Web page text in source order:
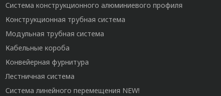
Система конструкционного алюминиевого профиля
Конструкционная трубная система
Модульная трубная система
Кабельные короба
Конвейерная фурнитура
Лестничная система
Система линейного перемещения NEW!